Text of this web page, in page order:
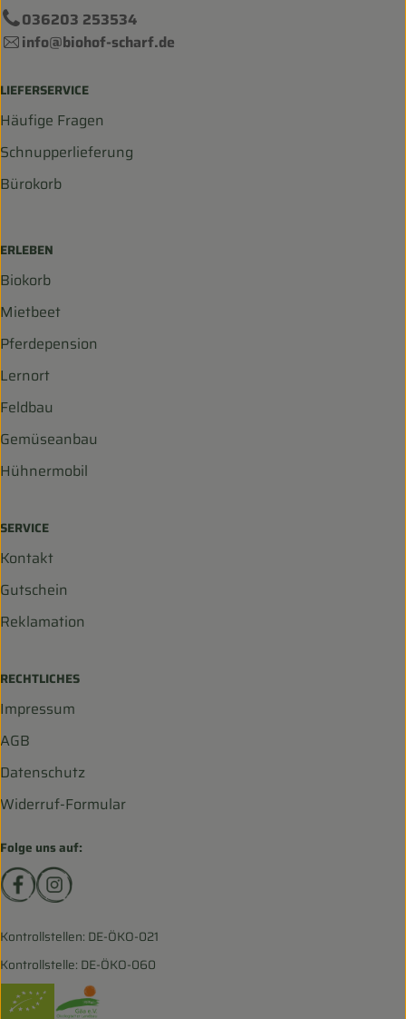
036203 253534
info@biohof-scharf.de
LIEFERSERVICE
Häufige Fragen
Schnupperlieferung
Bürokorb
ERLEBEN
Biokorb
Mietbeet
Pferdepension
Lernort
Feldbau
Gemüseanbau
Hühnermobil
SERVICE
Kontakt
Gutschein
Reklamation
RECHTLICHES
Impressum
AGB
Datenschutz
Widerruf-Formular
Folge uns auf:
Externer Link zu https://www.facebook.com/
Externer Link zu https://www.instagram.com/
Kontrollstellen: DE-ÖKO-021
Kontrollstelle: DE-ÖKO-060